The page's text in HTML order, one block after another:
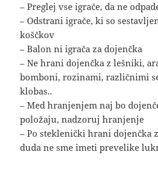
– Preglej vse igrače, da ne
– Odstrani igrače, ki so
koščkov
– Balon ni igrača za dojenčka
– Ne hrani dojenčka z lešniki,
bomboni, rozinami, različnimi
klobas..
– Med hranjenjem naj bo
položaju, nadzoruj hranjenje
– Po steklenički hrani dojenčka
duda ne sme imeti prevelike